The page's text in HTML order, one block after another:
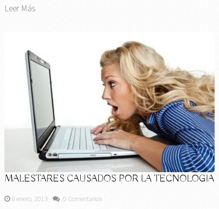
Leer Más
MALESTARES CAUSADOS POR LA TECNOLOGIA
8 enero, 2013 0 Comentarios